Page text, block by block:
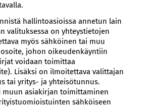
hallintoasioissa annetun lain
valituksessa on yhteystietojen
myös sähköinen tai muu
johon oikeudenkäyntiin
voidaan toimittaa
Lisäksi on ilmoitettava valittajan
tai yritys- ja yhteisötunnus.
muun asiakirjan toimittaminen
sähköiseen